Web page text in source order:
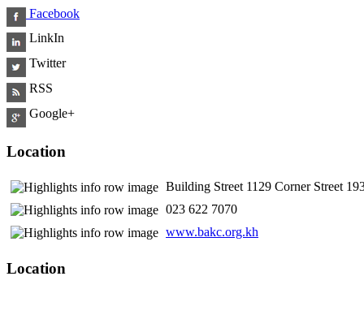
Facebook
LinkIn
Twitter
RSS
Google+
Location
Building Street 1129 Corner Street
​ 023 622 7070
www.bakc.org.kh
Location